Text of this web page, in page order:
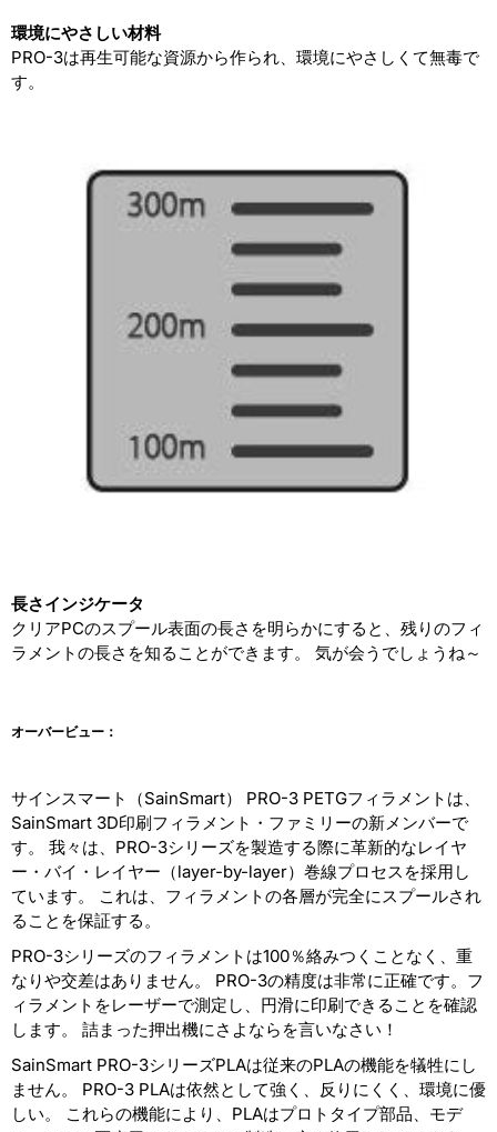
環境にやさしい材料
PRO-3は再生可能な資源から作られ、環境にやさしくて無毒で
す。
長さインジケータ
クリアPCのスプール表面の長さを明らかにすると、残りのフィ
ラメントの長さを知ることができます。 気が会うでしょうね～
オーバービュー：
サインスマート（SainSmart） PRO-3 PETGフィラメントは、
SainSmart 3D印刷フィラメント・ファミリーの新メンバーで
す。 我々は、PRO-3シリーズを製造する際に革新的なレイヤ
ー・バイ・レイヤー（layer-by-layer）巻線プロセスを採用し
ています。 これは、フィラメントの各層が完全にスプールされ
ることを保証する。
PRO-3シリーズのフィラメントは100％絡みつくことなく、重
なりや交差はありません。 PRO-3の精度は非常に正確です。フ
ィラメントをレーザーで測定し、円滑に印刷できることを確認
します。 詰まった押出機にさよならを言いなさい！
SainSmart PRO-3シリーズPLAは従来のPLAの機能を犠牲にし
ません。 PRO-3 PLAは依然として強く、反りにくく、環境に優
しい。 これらの機能により、PLAはプロトタイプ部品、モデ